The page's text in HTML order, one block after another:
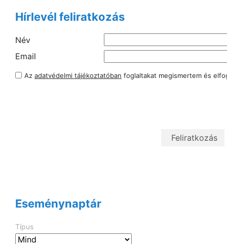
Hírlevél feliratkozás
Név
Email
Az adatvédelmi tájékoztatóban foglaltakat megismertem és
Eseménynaptár
Típus